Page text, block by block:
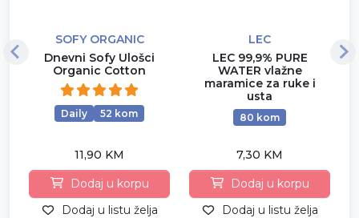
SOFY ORGANIC
Dnevni Sofy Ulošci
Organic Cotton
Daily 52 kom
11,90 KM
Dodaj u korpu
Dodaj u listu želja
LEC
LEC 99,9% PURE
WATER vlažne
maramice za ruke i
usta
80 kom
7,30 KM
Dodaj u korpu
Dodaj u listu želja